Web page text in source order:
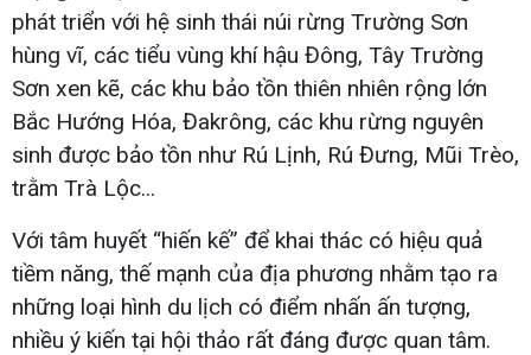
phát triển với hệ sinh thái núi rừng Trường Sơn
hùng vĩ, các tiểu vùng khí hậu Đông, Tây Trường
Sơn xen kẽ, các khu bảo tồn thiên nhiên rộng lớn
Bắc Hướng Hóa, Đakrông, các khu rừng nguyên
sinh được bảo tồn như Rú Lịnh, Rú Đưng, Mũi Trèo,
trằm Trà Lộc...
Với tâm huyết “hiến kế” để khai thác có hiệu quả
tiềm năng, thế mạnh của địa phương nhằm tạo ra
những loại hình du lịch có điểm nhấn ấn tượng,
nhiều ý kiến tại hội thảo rất đáng được quan tâm.